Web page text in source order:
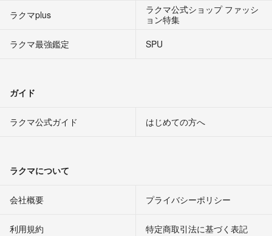
ラクマplus
ラクマ公式ショップ ファッシ
ョン特集
ラクマ最強鑑定
SPU
ガイド
ラクマ公式ガイド はじめての方へ
ラクマについて
会社概要 プライバシーポリシー
利用規約 特定商取引法に基づく表記